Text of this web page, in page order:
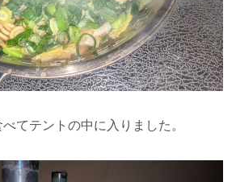
てテントの中に入りました。